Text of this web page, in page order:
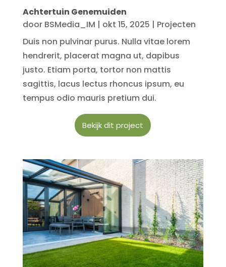
Achtertuin Genemuiden
door BSMedia_IM | okt 15, 2025 | Projecten
Duis non pulvinar purus. Nulla vitae lorem
hendrerit, placerat magna ut, dapibus
justo. Etiam porta, tortor non mattis
sagittis, lacus lectus rhoncus ipsum, eu
tempus odio mauris pretium dui.
Bekijk dit project